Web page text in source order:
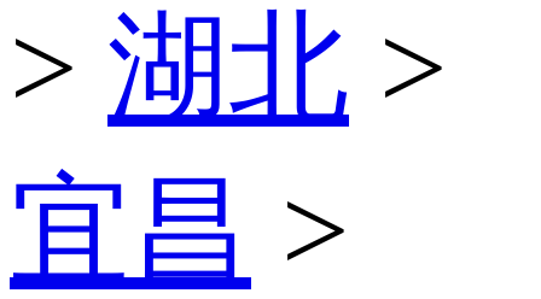
> 湖北 >
宜昌 >